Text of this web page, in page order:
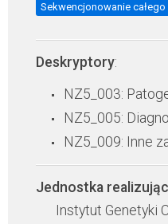
Sekwencjonowanie
Deskryptory:
NZ5_003:
NZ5_005:
NZ5_009: Inne
Jednostka
Instytut Genetyki